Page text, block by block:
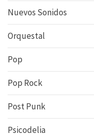
Nuevos Sonidos
Orquestal
Pop
Pop Rock
Post Punk
Psicodelia